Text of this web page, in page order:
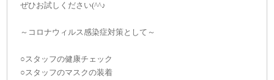
ぜひお試しください(^^♪
～コロナウィルス感染症対策として～
○スタッフの健康チェック
○スタッフのマスクの装着